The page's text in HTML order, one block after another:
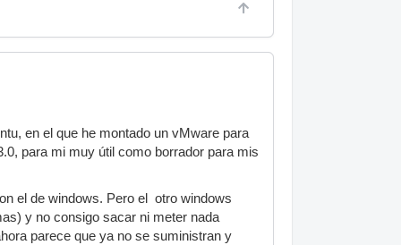
en el que he montado un vMware para
para mi muy útil como borrador para mis
el de windows. Pero el otro windows
y no consigo sacar ni meter nada
parece que ya no se suministran y